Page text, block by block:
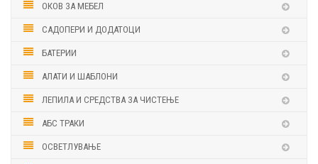
ОКОВ ЗА МЕБЕЛ
САДОПЕРИ И ДОДАТОЦИ
БАТЕРИИ
АЛАТИ И ШАБЛОНИ
ЛЕПИЛА И СРЕДСТВА ЗА ЧИСТЕЊЕ
АБС ТРАКИ
ОСВЕТЛУВАЊЕ